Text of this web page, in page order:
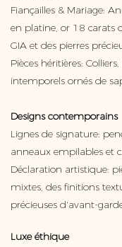
Fiançailles & Mariage:
en platine, or 18 carats
GIA et des pierres
Pièces héritières:
intemporels ornés de
Designs contemporains
Lignes de signature:
anneaux empilables et
Déclaration artistique:
mixtes, des finitions
précieuses d'avant-
Luxe éthique